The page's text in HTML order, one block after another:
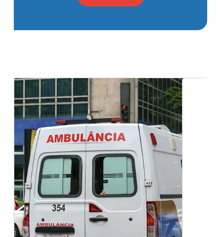
Ambulância para eventos com suporte básico